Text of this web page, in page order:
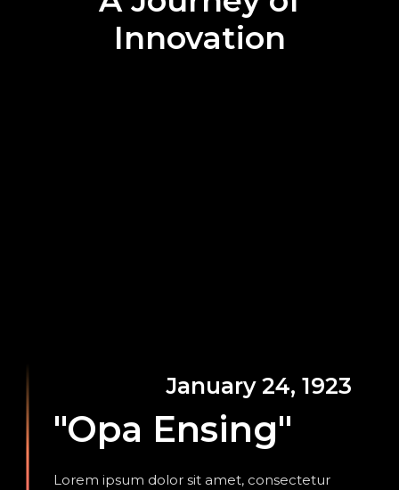
Innovation
January 24, 1923
"Opa Ensing"
Lorem ipsum dolor sit amet, consectetur